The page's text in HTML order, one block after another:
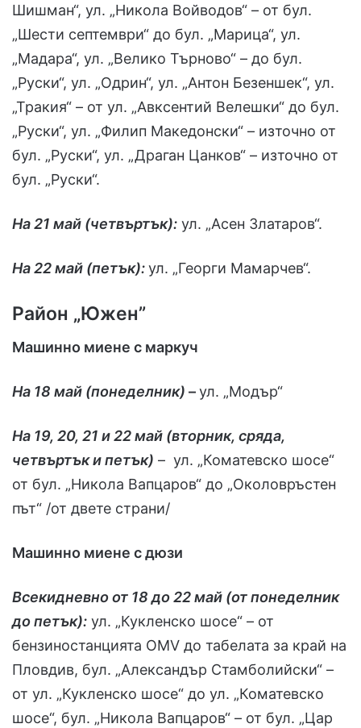
Шишман“, ул. „Никола Войводов“ – от бул.
„Шести септември“ до бул. „Марица“, ул.
„Мадара“, ул. „Велико Търново“ – до бул.
„Руски“, ул. „Одрин“, ул. „Антон Безеншек“, ул.
„Тракия“ – от ул. „Авксентий Велешки“ до бул.
„Руски“, ул. „Филип Македонски“ – източно от
бул. „Руски“, ул. „Драган Цанков“ – източно от
бул. „Руски“.
На 21 май (четвъртък): ул. „Асен Златаров“.
На 22 май (петък):ул. „Георги Мамарчев“.
Район „Южен”
Машинно миене с маркуч
На 18 май (понеделник) –ул. „Модър“
На 19, 20, 21 и 22 май (вторник, сряда,
четвъртък и петък) – ул. „Коматевско шосе“
от бул. „Никола Вапцаров“ до „Околовръстен
път“ /от двете страни/
Машинно миене с дюзи
Всекидневно от 18 до 22 май (от понеделник
до петък): ул. „Кукленско шосе“ – от
бензиностанцията OMV до табелата за край на
Пловдив, бул. „Александър Стамболийски“ –
от ул. „Кукленско шосе“ до ул. „Коматевско
шосе“, бул. „Никола Вапцаров“ – от бул. „Цар